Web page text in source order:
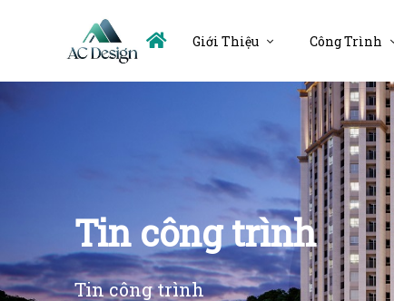
Giới Thiệu Công Trình
Tin công trình
Tin công trình